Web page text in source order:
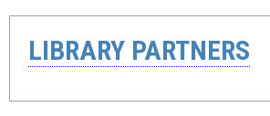
LIBRARY PARTNERS